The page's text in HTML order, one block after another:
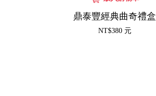
鼎泰豐經典曲奇禮盒
NT$380 元